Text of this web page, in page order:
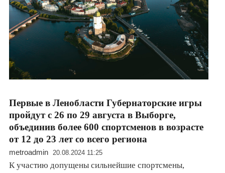
Первые в Ленобласти Губернаторские игры
пройдут с 26 по 29 августа в Выборге,
объединив более 600 спортсменов в возрасте
от 12 до 23 лет со всего региона
metroadmin 20.08.2024 11:25
К участию допущены сильнейшие спортсмены,